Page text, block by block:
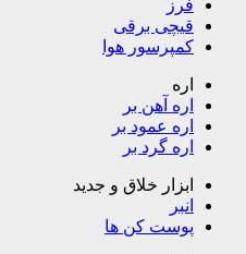
فرز
قیچی برقی
کمپرسور هوا
اره
اره آهن بر
اره عمود بر
اره گرد بر
ابزار خلاق و جدید
انبر
پوست کن ها